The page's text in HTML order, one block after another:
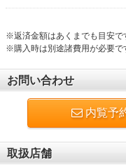
※返済金額はあくまでも目安で
※購入時は別途諸費用が必要で
お問い合わせ
内覧予
取扱店舗